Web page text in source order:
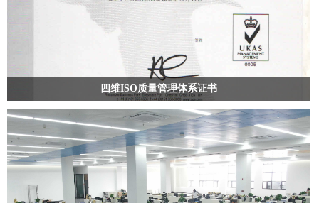
四维ISO质量管理体系证书
公司早在2010年通过ISO9001质量管理体系认证